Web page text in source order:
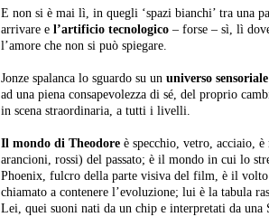
E non si è mai lì, in quegli ‘spazi bianchi’ tra una
arrivare e l’artificio tecnologico – forse – sì, lì
l’amore che non si può spiegare.
Jonze spalanca lo sguardo su un universo
ad una piena consapevolezza di sé, del proprio
in scena straordinaria, a tutti i livelli.
Il mondo di Theodore è specchio, vetro, acciaio,
arancioni, rossi) del passato; è il mondo in cui lo
Phoenix, fulcro della parte visiva del film, è il
chiamato a contenere l’evoluzione; lui è la tabula
Lei, quei suoni nati da un chip e interpretati da